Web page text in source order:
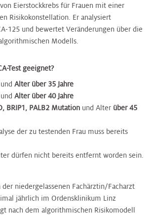
Eierstockkrebs für Frauen mit einer
Risikokonstellation. Er analysiert
125 und bewertet Veränderungen über die
Modells.
Test geeignet?
und Alter über 35 Jahre
und Alter über 40 Jahre
BRIP1, PALB2 Mutation und Alter über 45
der zu testenden Frau muss bereits
dürfen nicht bereits entfernt worden sein.
niedergelassenen Fachärztin/Facharzt
jährlich im Ordensklinikum Linz
nach dem algorithmischen Risikomodell